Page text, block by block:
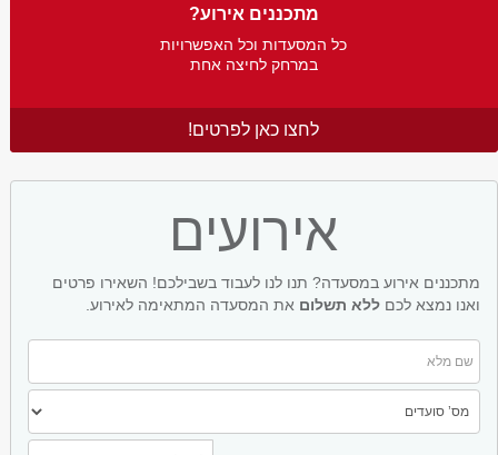
מתכננים אירוע?
כל המסעדות וכל האפשרויות
במרחק לחיצה אחת
לחצו כאן לפרטים!
אירועים
מתכננים אירוע במסעדה? תנו לנו לעבוד בשבילכם! השאירו פרטים
ואנו נמצא לכם ללא תשלום את המסעדה המתאימה לאירוע.